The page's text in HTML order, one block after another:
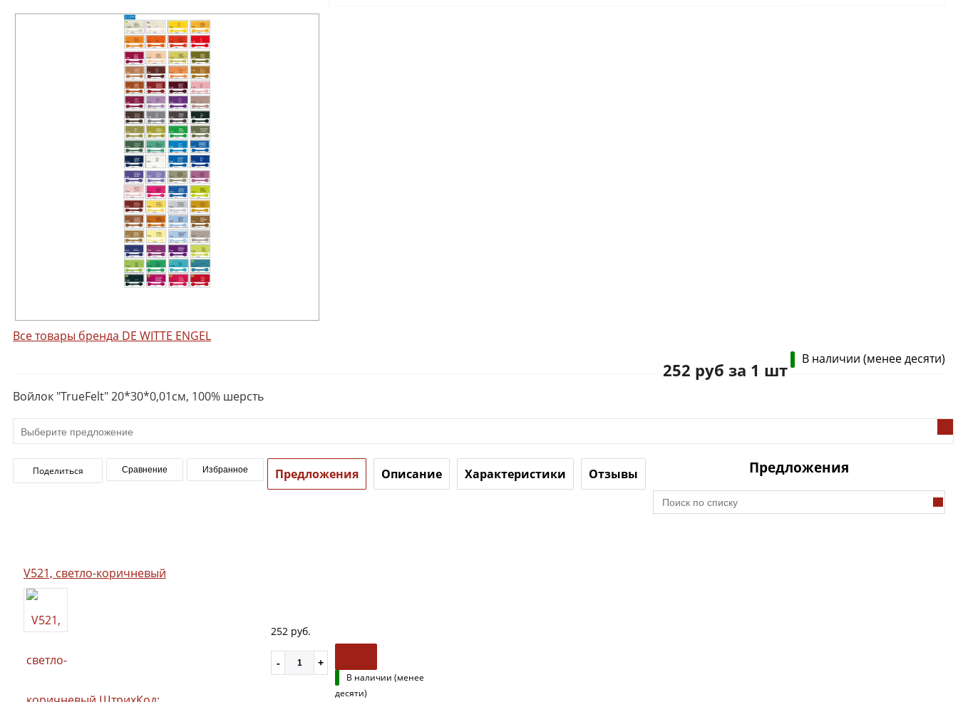
Все товары бренда DE WITTE ENGEL
В наличии (менее десяти)
252 руб за 1 шт
Войлок "TrueFelt" 20*30*0,01см, 100% шерсть
Поделиться Сравнение Избранное Предложения Описание Характеристики Отзывы Предложения
V521, светло-коричневый
252 руб.
В наличии (менее
десяти)